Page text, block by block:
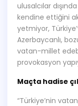
ulusalcılar
kendine ettiğini
yetmiyor,
Azerbaycanlı,
vatan-millet
provokasyon
Maçta hadise
“Türkiye’nin